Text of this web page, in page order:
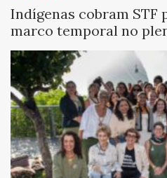
Indígenas cobram STF
marco temporal no